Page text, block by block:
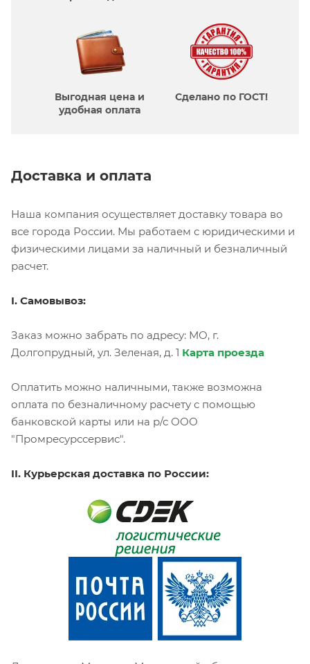
Выгодная цена и
удобная оплата
Сделано по ГОСТ!
Доставка и оплата
Наша компания осуществляет доставку товара во
все города России. Мы работаем с юридическими и
физическими лицами за наличный и безналичный
расчет.
I. Самовывоз:
Заказ можно забрать по адресу: МО, г.
Долгопрудный, ул. Зеленая, д. 1 Карта проезда
Оплатить можно наличными, также возможна
оплата по безналичному расчету с помощью
банковской карты или на р/с ООО
"Промресурссервис".
II. Курьерская доставка по России: